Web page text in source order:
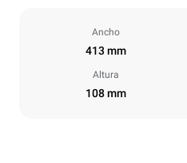
Ancho
413 mm
Altura
108 mm